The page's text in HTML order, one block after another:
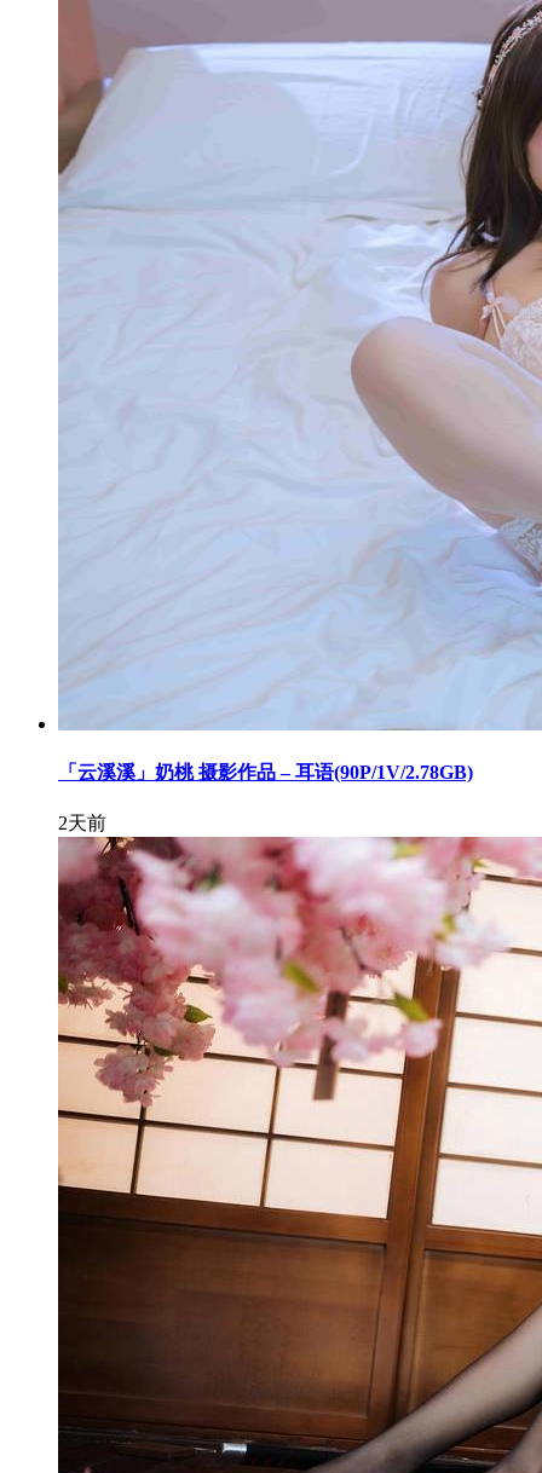
「云溪溪」奶桃 摄影作品 – 耳语(90P/1V/2.78GB)
2天前